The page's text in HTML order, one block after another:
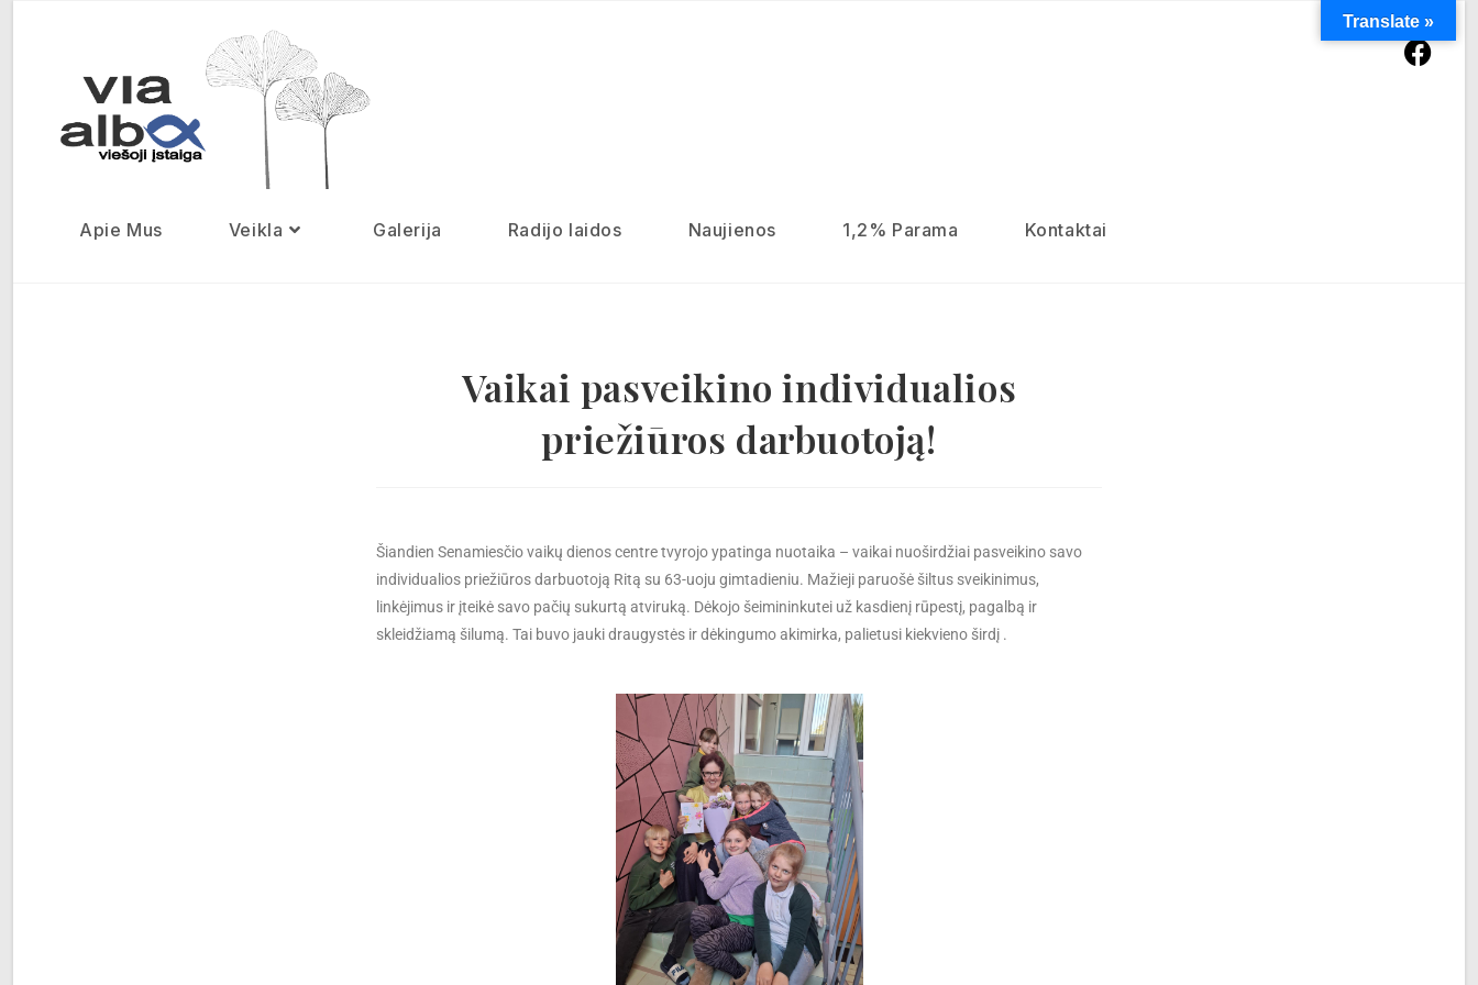
Apie Mus Veikla Galerija Radijo laidos Naujienos 1,2% Parama Kontaktai
Vaikai pasveikino individualios
priežiūros darbuotoją!
Šiandien Senamiesčio vaikų dienos centre tvyrojo ypatinga nuotaika – vaikai nuoširdžiai pasveikino savo
individualios priežiūros darbuotoją Ritą su 63-uoju gimtadieniu. Mažieji paruošė šiltus sveikinimus,
linkėjimus ir įteikė savo pačių sukurtą atviruką. Dėkojo šeimininkutei už kasdienį rūpestį, pagalbą ir
skleidžiamą šilumą. Tai buvo jauki draugystės ir dėkingumo akimirka, palietusi kiekvieno širdį .
Translate »